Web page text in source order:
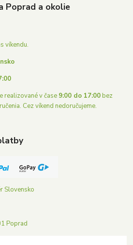
Poprad a okolie
víkendu.
realizované v čase 9:00 do 17:00bez
Cez víkend nedoručujeme.
Slovensko
Poprad